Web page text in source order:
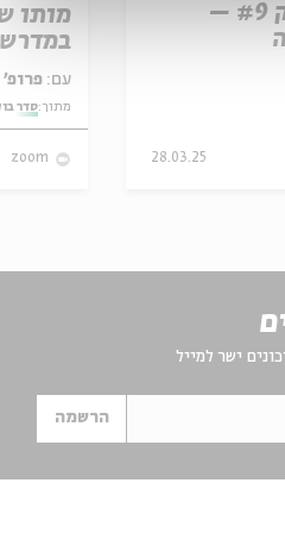
על הדרך הביתה: פרק #9 –
28.03.25
מותו
עם: פרופ' אביגדור שנאן
מתוך:סדר
zoom
ישר למייל
הרשמה